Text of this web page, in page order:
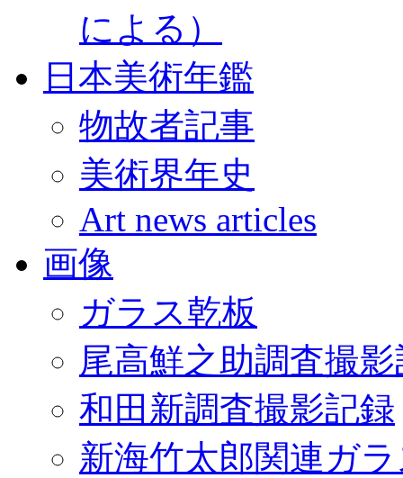
による）
日本美術年鑑
物故者記事
美術界年史
Art news articles
画像
ガラス乾板
尾高鮮之助調査撮
和田新調査撮影記録
新海竹太郎関連ガ